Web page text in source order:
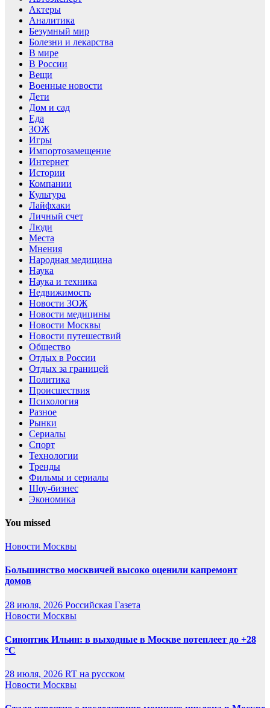
Актеры
Аналитика
Безумный мир
Болезни и лекарства
В мире
В России
Вещи
Военные новости
Дети
Дом и сад
Еда
ЗОЖ
Игры
Импортозамещение
Интернет
Истории
Компании
Культура
Лайфхаки
Личный счет
Люди
Места
Мнения
Народная медицина
Наука
Наука и техника
Недвижимость
Новости ЗОЖ
Новости медицины
Новости Москвы
Новости путешествий
Общество
Отдых в России
Отдых за границей
Политика
Происшествия
Психология
Разное
Рынки
Сериалы
Спорт
Технологии
Тренды
Фильмы и сериалы
Шоу-бизнес
Экономика
You missed
Новости Москвы
Большинство москвичей высоко оценили капремонт
домов
28 июля, 2026 Российская Газета
Новости Москвы
Синоптик Ильин: в выходные в Москве потеплеет до +28
°C
28 июля, 2026 RT на русском
Новости Москвы